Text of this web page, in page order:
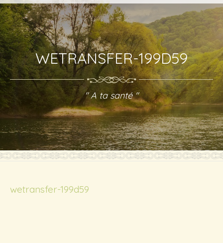
WETRANSFER-199D59
" A ta santé "
wetransfer-199d59